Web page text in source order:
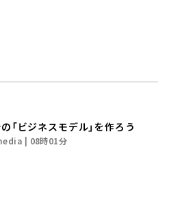
「ビジネスモデル」を作ろう
08時01分